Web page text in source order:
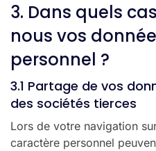
3. Dans quels
nous vos
personnel ?
3.1 Partage de vos
des sociétés tierces
Lors de votre navigation
caractère personnel